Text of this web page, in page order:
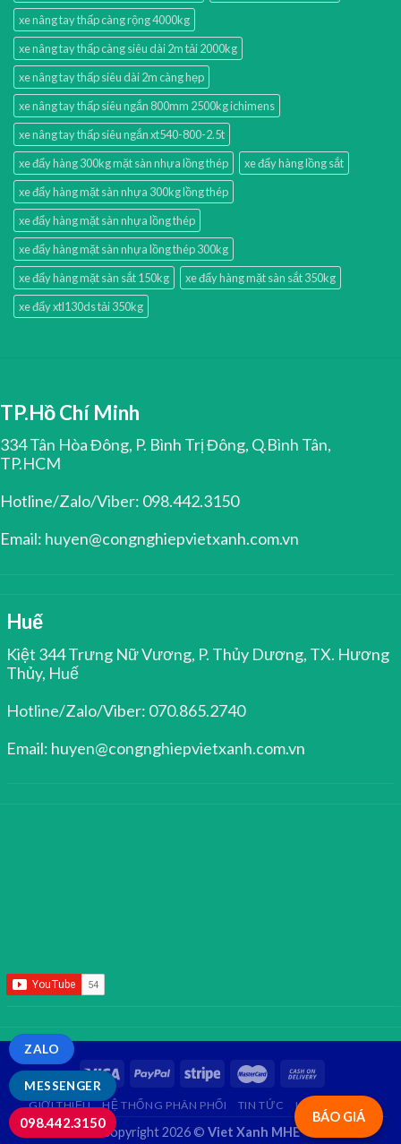
xe nâng tay thấp càng rộng 4000kg
xe nâng tay thấp càng siêu dài 2m tải 2000kg
xe nâng tay thấp siêu dài 2m càng hẹp
xe nâng tay thấp siêu ngắn 800mm 2500kg ichimens
xe nâng tay thấp siêu ngắn xt540-800-2.5t
xe đẩy hàng 300kg mặt sàn nhựa lồng thép
xe đẩy hàng lồng sắt
xe đẩy hàng mặt sàn nhựa 300kg lồng thép
xe đẩy hàng mặt sàn nhựa lồng thép
xe đẩy hàng mặt sàn nhựa lồng thép 300kg
xe đẩy hàng mặt sàn sắt 150kg
xe đẩy hàng mặt sàn sắt 350kg
xe đẩy xtl130ds tải 350kg
TP.Hồ Chí Minh
334 Tân Hòa Đông, P. Bình Trị Đông, Q.Bình Tân,
TP.HCM
Hotline/Zalo/Viber: 098.442.3150
Email: huyen@congnghiepvietxanh.com.vn
Huế
Kiệt 344 Trưng Nữ Vương, P. Thủy Dương, TX. Hương
Thủy, Huế
Hotline/Zalo/Viber: 070.865.2740
Email: huyen@congnghiepvietxanh.com.vn
BÁO GIÁ
GIỚI THIỆU HỆ THỐNG PHÂN PHỐI TIN TỨC LIÊN HỆ
Copyright 2026 © Viet Xanh MHE
MESSENGER
ZALO
098.442.3150